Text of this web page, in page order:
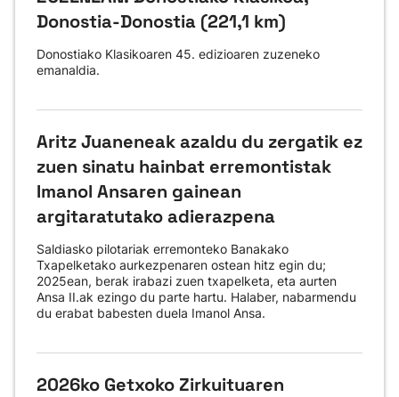
Donostia-Donostia (221,1 km)
Donostiako Klasikoaren 45. edizioaren zuzeneko
emanaldia.
Aritz Juaneneak azaldu du zergatik ez
zuen sinatu hainbat erremontistak
Imanol Ansaren gainean
argitaratutako adierazpena
Saldiasko pilotariak erremonteko Banakako
Txapelketako aurkezpenaren ostean hitz egin du;
2025ean, berak irabazi zuen txapelketa, eta aurten
Ansa II.ak ezingo du parte hartu. Halaber, nabarmendu
du erabat babesten duela Imanol Ansa.
2026ko Getxoko Zirkuituaren